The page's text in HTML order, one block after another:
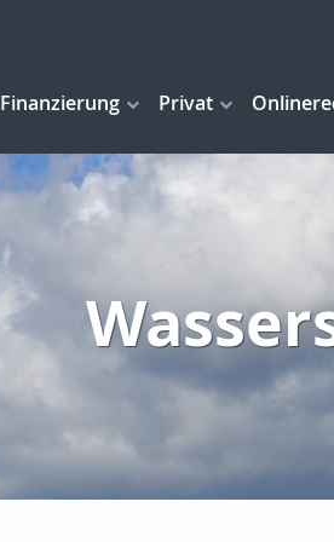
Finanzierung Privat